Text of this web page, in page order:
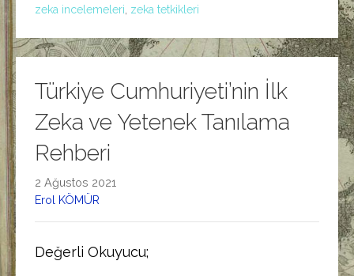
zeka incelemeleri zeka tetkikleri
Türkiye Cumhuriyeti’nin İlk
Zeka ve Yetenek Tanılama
Rehberi
2 Ağustos 2021
Erol KÖMÜR
Değerli Okuyucu;